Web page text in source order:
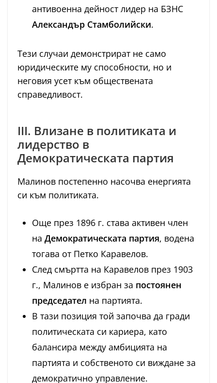
антивоенна дейност лидер на БЗНС
Александър Стамболийски.
Тези случаи демонстрират не само
юридическите му способности, но и
неговия усет към обществената
справедливост.
III. Влизане в политиката и
лидерство в
Демократическата партия
Малинов постепенно насочва енергията
си към политиката.
Още през 1896 г. става активен член
на Демократическата партия, водена
тогава от Петко Каравелов.
След смъртта на Каравелов през 1903
г., Малинов е избран за постоянен
председател на партията.
В тази позиция той започва да гради
политическата си кариера, като
балансира между амбицията на
партията и собственото си виждане за
демократично управление.